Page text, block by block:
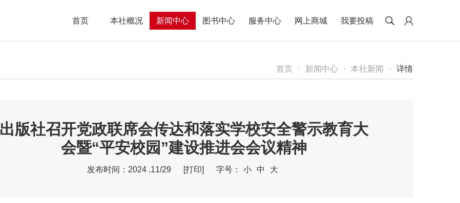
首页 本社概况 新闻中心 图书中心 服务中心 网上商城 我要投稿
首页 · 新闻中心 · 本社新闻 · 详情
出版社召开党政联席会传达和落实学校安全警示教育大
会暨“平安校园”建设推进会会议精神
发布时间：2024 .11/29 [打印] 字号： 小 中 大